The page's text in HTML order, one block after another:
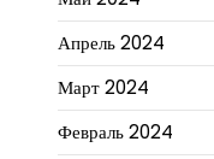
Апрель 2024
Март 2024
Февраль 2024